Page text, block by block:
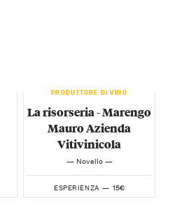
PRODUTTORE DI VINO
La risorseria - Marengo
Mauro Azienda
Vitivinicola
— Novello —
ESPERIENZA — 15€